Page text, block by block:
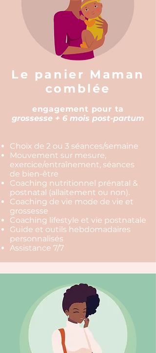
Le panier Maman
comblée
engagement pour ta
grossesse + 6 mois post-partum
Choix de 2 ou 3 séances/semaine
Mouvement sur mesure,
exercice/entraînement, séances
de bien-être
Coaching nutritionnel prénatal &
postnatal (allaitement ou non).
Coaching de vie mode de vie et
grossesse
Coaching lifestyle et vie postnatale
Guide et outils hebdomadaires
personnalisés
Assistance 7/7